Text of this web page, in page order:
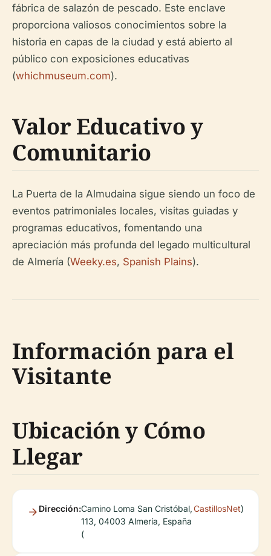
fábrica de salazón de pescado. Este enclave
proporciona valiosos conocimientos sobre la
historia en capas de la ciudad y está abierto al
público con exposiciones educativas
(whichmuseum.com).
Valor Educativo y
Comunitario
La Puerta de la Almudaina sigue siendo un foco de
eventos patrimoniales locales, visitas guiadas y
programas educativos, fomentando una
apreciación más profunda del legado multicultural
de Almería (Weeky.es, Spanish Plains).
Información para el
Visitante
Ubicación y Cómo
Llegar
Dirección:Camino Loma San Cristóbal,
113, 04003 Almería, España
(
CastillosNet)